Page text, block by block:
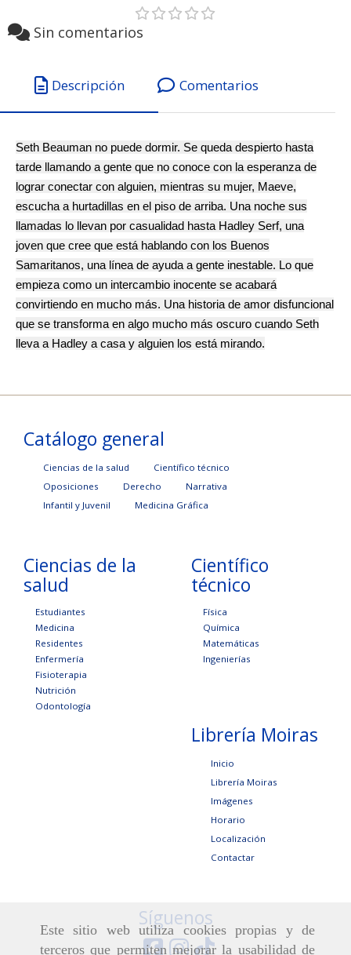
Este sitio web utiliza cookies propias y de
terceros que permiten mejorar la usabilidad de
Sin comentarios
Descripción Comentarios
Seth Beauman no puede dormir. Se queda despierto hasta
tarde llamando a gente que no conoce con la esperanza de
lograr conectar con alguien, mientras su mujer, Maeve,
escucha a hurtadillas en el piso de arriba. Una noche sus
llamadas lo llevan por casualidad hasta Hadley Serf, una
joven que cree que está hablando con los Buenos
Samaritanos, una línea de ayuda a gente inestable. Lo que
empieza como un intercambio inocente se acabará
convirtiendo en mucho más. Una historia de amor disfuncional
que se transforma en algo mucho más oscuro cuando Seth
lleva a Hadley a casa y alguien los está mirando.
Catálogo general
Ciencias de la salud
Científico técnico
Oposiciones
Derecho
Narrativa
Infantil y Juvenil
Medicina Gráfica
Ciencias de la
salud
Estudiantes
Medicina
Residentes
Enfermería
Fisioterapia
Nutrición
Odontología
Científico
técnico
Física
Química
Matemáticas
Ingenierías
Librería Moiras
Inicio
Librería Moiras
Imágenes
Horario
Localización
Contactar
Síguenos